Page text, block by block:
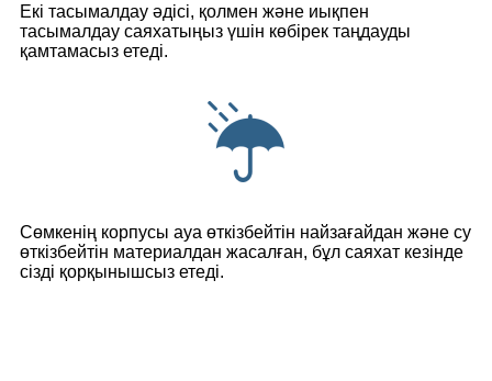
Екі тасымалдау әдісі, қолмен және иықпен
тасымалдау саяхатыңыз үшін көбірек таңдауды
қамтамасыз етеді.
Сөмкенің корпусы ауа өткізбейтін найзағайдан және су
өткізбейтін материалдан жасалған, бұл саяхат кезінде
сізді қорқынышсыз етеді.